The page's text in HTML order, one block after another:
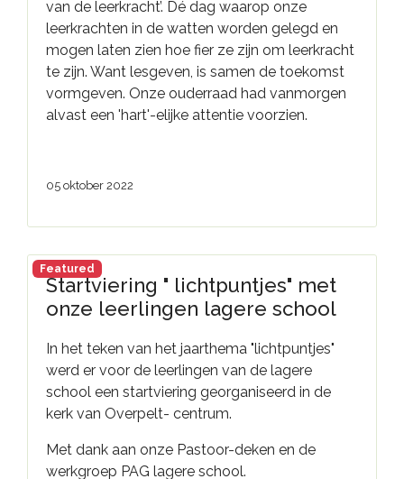
van de leerkracht’. Dé dag waarop onze
leerkrachten in de watten worden gelegd en
mogen laten zien hoe fier ze zijn om leerkracht
te zijn. Want lesgeven, is samen de toekomst
vormgeven. Onze ouderraad had vanmorgen
alvast een 'hart'-elijke attentie voorzien.
05 oktober 2022
Featured
Startviering " lichtpuntjes" met
onze leerlingen lagere school
In het teken van het jaarthema "lichtpuntjes"
werd er voor de leerlingen van de lagere
school een startviering georganiseerd in de
kerk van Overpelt- centrum.
Met dank aan onze Pastoor-deken en de
werkgroep PAG lagere school.